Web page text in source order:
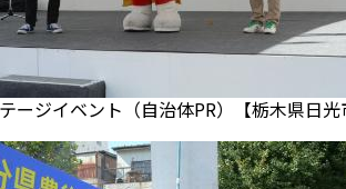
ージイベント（自治体PR）【栃木県日光